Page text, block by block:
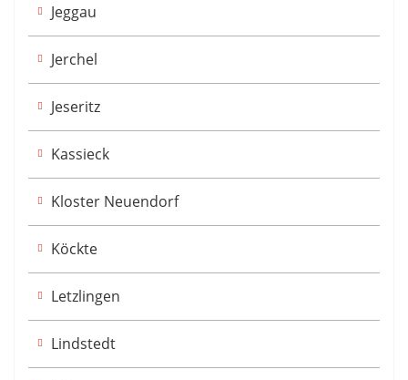
Jeggau
Jerchel
Jeseritz
Kassieck
Kloster Neuendorf
Köckte
Letzlingen
Lindstedt